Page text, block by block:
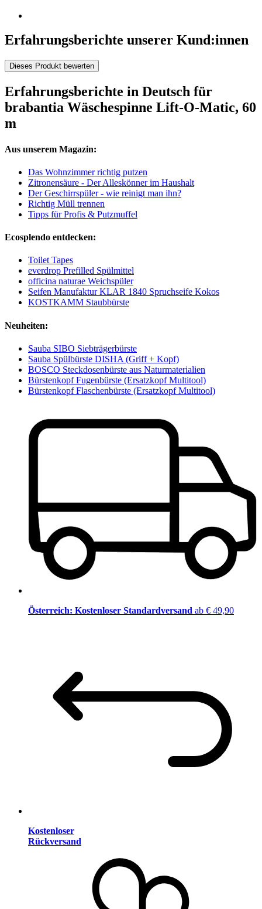
Erfahrungsberichte unserer Kund:innen
Dieses Produkt bewerten
Erfahrungsberichte in Deutsch für
brabantia Wäschespinne Lift-O-Matic, 60
m
Aus unserem Magazin:
Das Wohnzimmer richtig putzen
Zitronensäure - Der Alleskönner im Haushalt
Der Geschirrspüler - wie reinigt man ihn?
Richtig Müll trennen
Tipps für Profis & Putzmuffel
Ecosplendo entdecken:
Toilet Tapes
everdrop Prefilled Spülmittel
officina naturae Weichspüler
Seifen Manufaktur KLAR 1840 Spruchseife Kokos
KOSTKAMM Staubbürste
Neuheiten:
Sauba SIBO Siebträgerbürste
Sauba Spülbürste DISHA (Griff + Kopf)
BOSCO Steckdosenbürste aus Naturmaterialien
Bürstenkopf Fugenbürste (Ersatzkopf Multitool)
Bürstenkopf Flaschenbürste (Ersatzkopf Multitool)
Österreich: Kostenloser Standardversand ab € 49,90
Kostenloser
Rückversand